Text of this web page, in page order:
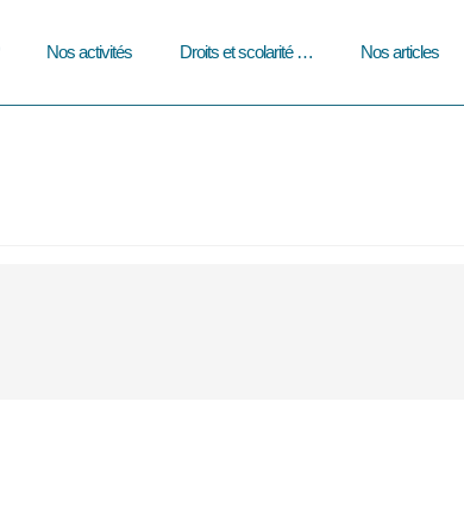
Nos activités Droits et scolarité … Nos articles